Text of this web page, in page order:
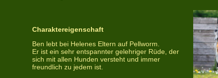
Charaktereigenschaft
Ben lebt bei Helenes Eltern auf Pellworm.
Er ist ein sehr entspannter gelehriger Rüde, der
sich mit allen Hunden versteht und immer
freundlich zu jedem ist.